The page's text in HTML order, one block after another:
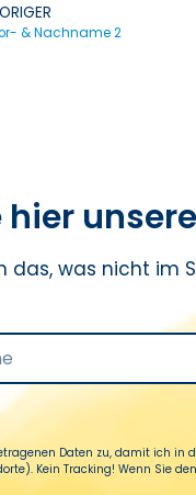
& Nachname 2
das, was nicht im
Daten zu, damit ich in
Kein Tracking! Wenn Sie